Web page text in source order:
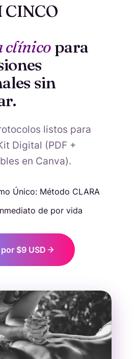
CINCO
clínico para
sin
listos para
Digital (PDF +
en Canva).
Único: Método CLARA
de por vida
$9 USD